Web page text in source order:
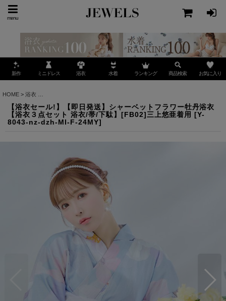
menu
新作 ミニドレス 浴衣 水着 ランキング 商品検索 お気に入り
HOME > 浴衣
【浴衣セール!】【即日発送】シャーベットフラワー牡丹浴衣
【浴衣３点セット 浴衣/帯/下駄】[FB02]三上悠亜着用 [Y-
8043-nz-dzh-MI-F-24MY]